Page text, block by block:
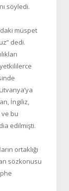
söyledi.
müspet
dedi.
İngiliz,
bu
edilmişti.
ortaklığı
sözkonusu